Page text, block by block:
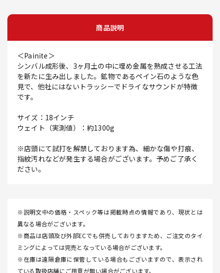
商品説明
＜Painite＞
シンバル成形後、3ヶ月土の中に埋め金属を熟成させる工法
を新たに生み出しました。鉱物であるペイン石のような色
見で、他社にはないトラッシーでドライなサウンドが特徴
です。
サイズ：18インチ
ウェイト（実測値）：約1300g
※店頭にて試打を解禁しております為、細かな傷や打痕、
指紋汚れなどが発生する場合がございます。予めご了承く
ださい。
※説明文中の価格・スペック等は掲載時点の情報であり、現状とは
異なる場合がございます。
※商品は店頭及び外部ECでも併売しておりますため、ご注文のタイ
ミングによっては完売となっている場合がございます。
※在庫は遠隔倉庫に保管している場合もございますので、表示され
ている取扱店舗にご用意が無い場合がございます。